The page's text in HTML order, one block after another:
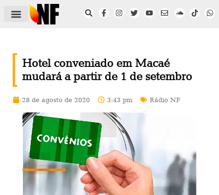
Hotel conveniado em Macaé
mudará a partir de 1 de setembro
28 de agosto de 2020 3:43 pm Rádio NF